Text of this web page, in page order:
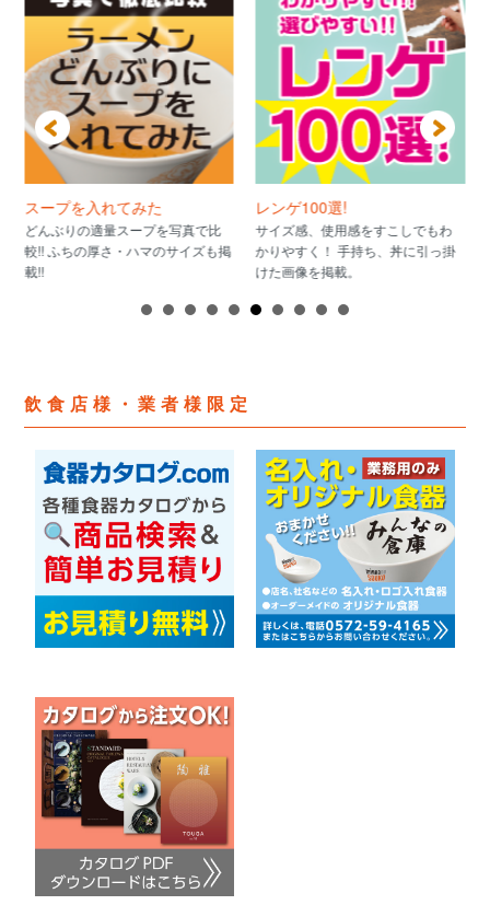
スープを入れてみた
どんぶりの適量スープを写真で比
較!! ふちの厚さ・ハマのサイズも掲
載!!
レンゲ100選!
サイズ感、使用感をすこしでもわ
かりやすく！ 手持ち、丼に引っ掛
けた画像を掲載。
飲食店様・業者様限定